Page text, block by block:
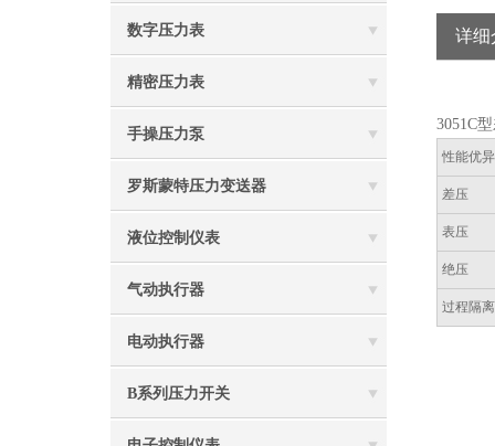
数字压力表
精密压力表
手操压力泵
罗斯蒙特压力变送器
液位控制仪表
气动执行器
电动执行器
B系列压力开关
详细
3051C
性能优
差压
表压
绝压
过程隔